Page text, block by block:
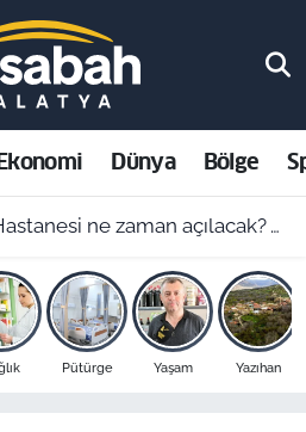
Dünya Bölge
zaman açılacak? Vali Yavuz açıkladı
Pütürge Yaşam Yazıhan
Haritası
ve Fikstür